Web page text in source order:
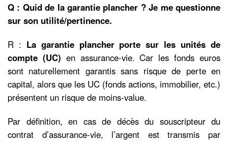
Q : Quid de la garantie plancher ? Je me questionne
sur son utilité/pertinence.
R : La garantie plancher porte sur les unités de
compte (UC) en assurance-vie. Car les fonds euros
sont naturellement garantis sans risque de perte en
capital, alors que les UC (fonds actions, immobilier, etc.)
présentent un risque de moins-value.
Par définition, en cas de décès du souscripteur du
contrat d’assurance-vie, l’argent est transmis par